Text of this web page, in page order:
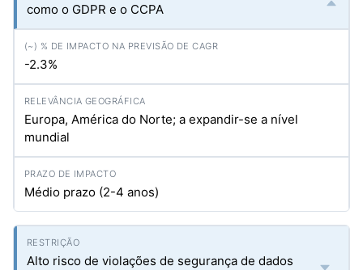
como o GDPR e o CCPA
-2.3%
Europa, América do Norte; a expandir-se a nível
mundial
Médio prazo (2-4 anos)
Alto risco de violações de segurança de dados